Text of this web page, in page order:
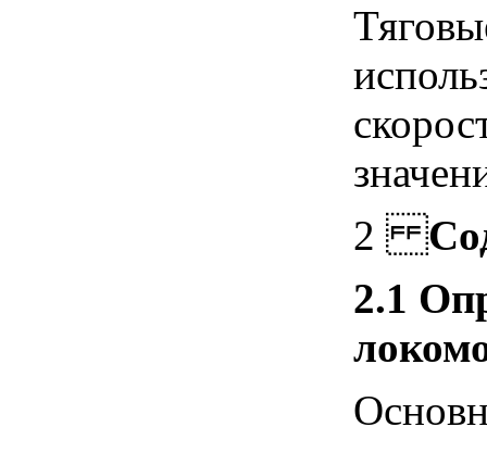
2
2.1